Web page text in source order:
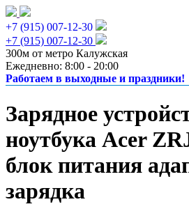
+7 (915) 007-12-30
+7 (915) 007-12-30
300м от метро Калужская
Ежедневно: 8:00 - 20:00
Работаем в выходные и праздники!
Зарядное
ноутбука Acer
блок питания
зарядка